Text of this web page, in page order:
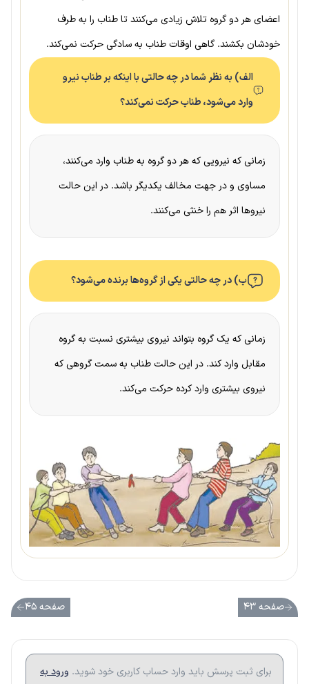
اعضای هر دو گروه تلاش زیادی می‌کنند تا طناب را به طرف
خودشان بکشند. گاهی اوقات طناب به سادگی حرکت نمی‌کند.
الف) به نظر شما در چه حالتی با اینکه بر طناب نیرو
وارد می‌شود، طناب حرکت نمی‌کند؟
زمانی که نیرویی که هر دو گروه به طناب وارد می‌کنند،
مساوی و در جهت مخالف یکدیگر باشد. در این حالت
نیروها اثر هم را خنثی می‌کنند.
ب) در چه حالتی یکی از گروه‌ها برنده می‌شود؟
زمانی که یک گروه بتواند نیروی بیشتری نسبت به گروه
مقابل وارد کند. در این حالت طناب به سمت گروهی که
نیروی بیشتری وارد کرده حرکت می‌کند.
صفحه ۴۳ صفحه ۴۵
برای ثبت پرسش باید وارد حساب کاربری خود شوید. ورود به